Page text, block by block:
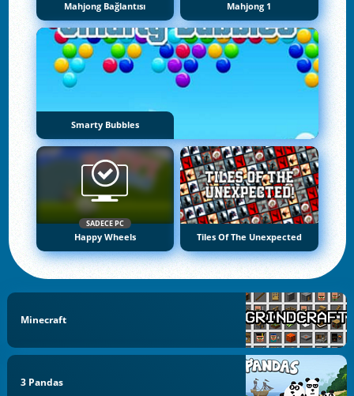
Mahjong Bağlantısı Mahjong 1
Smarty Bubbles
SADECE PC
Happy Wheels Tiles Of The Unexpected
Minecraft
3 Pandas